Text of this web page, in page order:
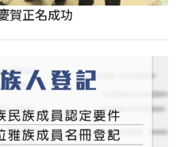
賀正名成功